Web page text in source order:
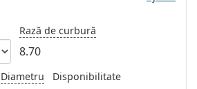
Rază de curbură
8.70
Diametru Disponibilitate